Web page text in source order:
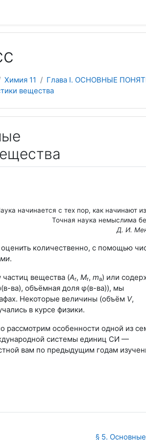
Химия 11
Глава I. ОСНОВНЫЕ
вещества
начинается с тех пор, как начинают
Точная наука немыслима
Д. И.
количественно, с помощью
.
вещества (Аr, Мr, ma) или
ва), объёмная доля φ(в-ва)), мы
Некоторые величины (объём V,
в курсе физики.
рассмотрим особенности одной из
системы единиц СИ —
вам по предыдущим годам
§ 5. Основные